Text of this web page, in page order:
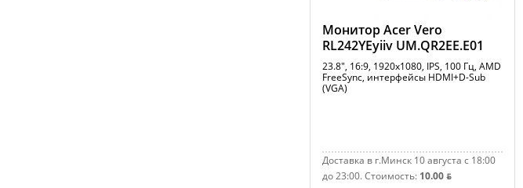
Монитор Acer Vero
RL242YEyiiv UM.QR2EE.E01
23.8", 16:9, 1920x1080, IPS, 100 Гц, AMD
FreeSync, интерфейсы HDMI+D-Sub
(VGA)
Доставка в г.Минск 10 августа с 18:00
до 23:00.Стоимость: 10.00 ƃ